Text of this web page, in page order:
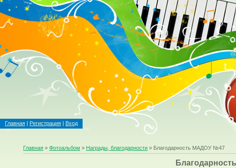
Главная | Регистрация | Вход
Главная »Фотоальбом » Награды, благодарности » Благодарность МАДОУ №47